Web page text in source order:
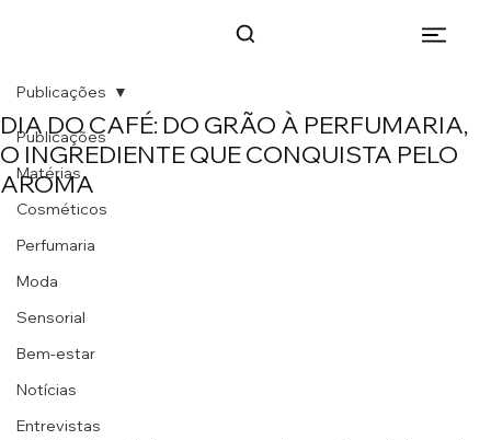
Publicações
Matérias
Cosméticos
Perfumaria
Moda
Sensorial
Bem-estar
Notícias
Entrevistas
Publicações
DIA DO CAFÉ: DO GRÃO À PERFUMARIA,
O INGREDIENTE QUE CONQUISTA PELO
AROMA